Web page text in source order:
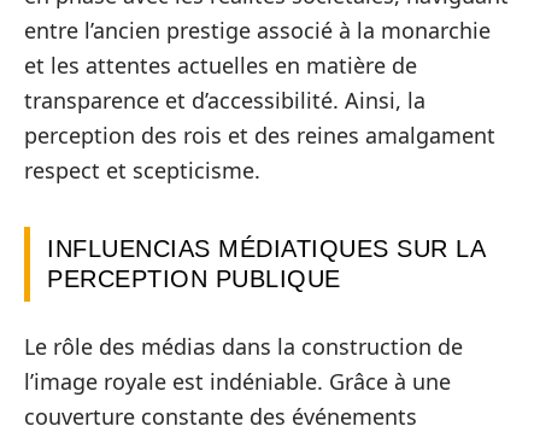
entre l’ancien prestige associé à la monarchie
et les attentes actuelles en matière de
transparence et d’accessibilité. Ainsi, la
perception des rois et des reines amalgament
respect et scepticisme.
INFLUENCIAS MÉDIATIQUES SUR LA
PERCEPTION PUBLIQUE
Le rôle des médias dans la construction de
l’image royale est indéniable. Grâce à une
couverture constante des événements